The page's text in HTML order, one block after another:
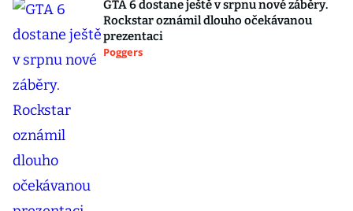
GTA 6 dostane ještě v srpnu nové záběry.
Rockstar oznámil dlouho očekávanou
prezentaci
Poggers